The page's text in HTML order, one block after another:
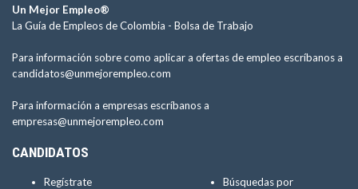
Un Mejor Empleo®
La Guía de Empleos de Colombia - Bolsa de Trabajo
Para información sobre como aplicar a ofertas de empleo escríbanos a
candidatos@unmejorempleo.com
Para información a empresas escríbanos a
empresas@unmejorempleo.com
CANDIDATOS
Regístrate
Búsquedas por